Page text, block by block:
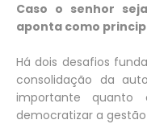
Caso o senhor
aponta como
Há dois desafios
consolidação da
importante
democratizar a gestão